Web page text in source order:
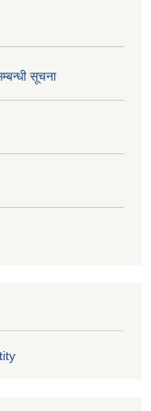
सूचना